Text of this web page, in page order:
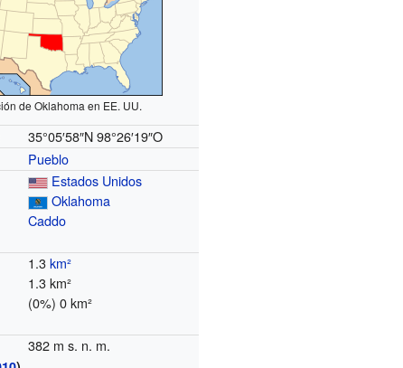
de Oklahoma en EE. UU.
35°05′58″N 98°26′19″O
Pueblo
Estados Unidos
Oklahoma
Caddo
1.3km²
1.3 km²
(0%) 0 km²
382 m s. n. m.